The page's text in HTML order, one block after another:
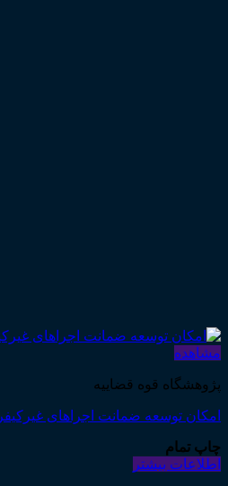
مشاهده
پژوهشگاه قوه قضاییه
امکان توسعه ضمانت اجراهای
چاپ تمام
اطلاعات بیشتر